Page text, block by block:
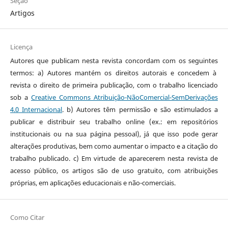
Artigos
Licença
Autores que publicam nesta revista concordam com os seguintes
termos: a) Autores mantém os direitos autorais e concedem à
revista o direito de primeira publicação, com o trabalho licenciado
sob a Creative Commons Atribuição-NãoComercial-SemDerivações
4.0 Internacional. b) Autores têm permissão e são estimulados a
publicar e distribuir seu trabalho online (ex.: em repositórios
institucionais ou na sua página pessoal), já que isso pode gerar
alterações produtivas, bem como aumentar o impacto e a citação do
trabalho publicado. c) Em virtude de aparecerem nesta revista de
acesso público, os artigos são de uso gratuito, com atribuições
próprias, em aplicações educacionais e não-comerciais.
Como Citar